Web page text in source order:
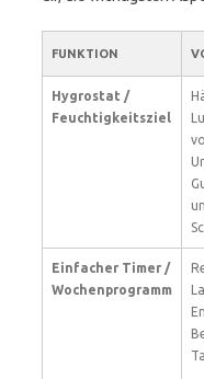
FUNKTION
Hygrostat /
Feuchtigkeitsziel
Einfacher Timer /
Wochenprogramm